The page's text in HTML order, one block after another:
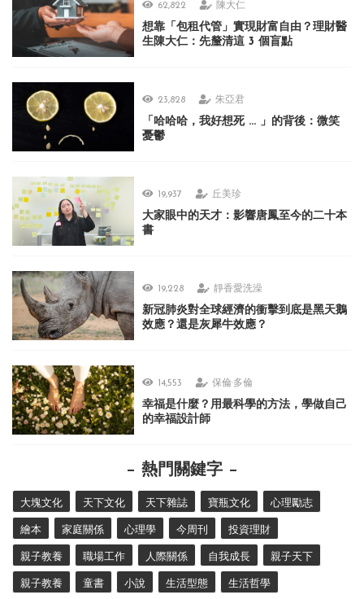
62,822 陳大仁
想靠「包租代管」實現財富自由？理財醫
生陳大仁：先釐清這 3 個盲點
23,828 朱亞君
「哈哈哈，我好想死 ... 」的背後：微笑
憂鬱
19,937 丘美珍
大家眼中的天才：影響唐鳳至今的二十本
書
19,228 靜香愛洗澡
新冠肺炎對全球經濟的衝擊到底是黑天鵝
效應？還是灰犀牛效應？
14,553 保倫·多倫
幸福是什麼？用最科學的方法，學做自己
的幸福設計師
熱門關鍵字
大塊文化 天下文化 天下雜誌 寶瓶文化 心理勵志
繪本 家庭關係 心理學 今周刊 投資理財
親子教養 職場工作 人際關係 自我成長 親子天下
親子教養 童書 小說 生活型態 生活哲學